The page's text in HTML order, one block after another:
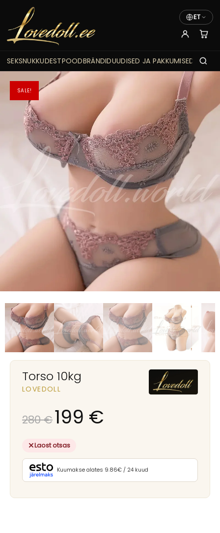
ET
SEKSNUKKUDESTPOODBRÄNDIDUUDISED JA PAKKUMISED
SALE!
Torso 10kg
LOVEDOLL
280€199 €
Laost otsas
Kuumakse alates 9.86€ / 24 kuud